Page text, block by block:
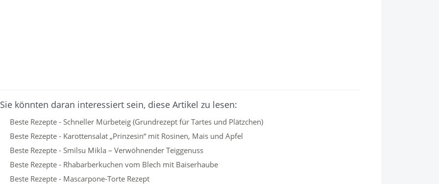
Sie könnten daran interessiert sein, diese Artikel zu lesen:
Beste Rezepte - Schneller Mürbeteig (Grundrezept für Tartes und Plätzchen)
Beste Rezepte - Karottensalat „Prinzesin“ mit Rosinen, Mais und Apfel
Beste Rezepte - Smilsu Mikla – Verwöhnender Teiggenuss
Beste Rezepte - Rhabarberkuchen vom Blech mit Baiserhaube
Beste Rezepte - Mascarpone-Torte Rezept